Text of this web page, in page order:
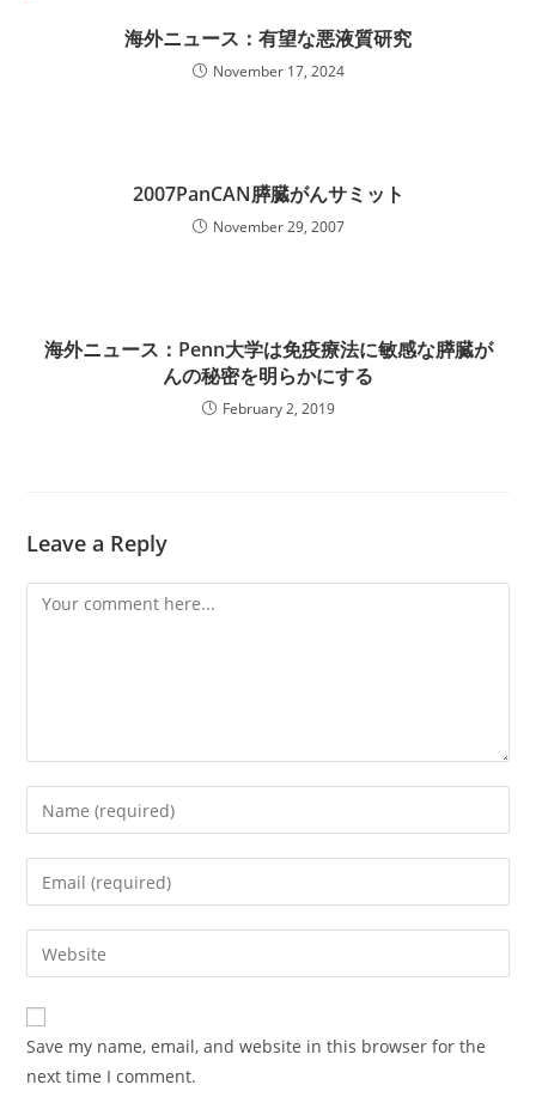
海外ニュース：有望な悪液質研究
November 17, 2024
2007PanCAN膵臓がんサミット
November 29, 2007
海外ニュース：Penn大学は免疫療法に敏感な膵臓が
んの秘密を明らかにする
February 2, 2019
Leave a Reply
Comment
Enter
your
name
comment
Enter
your
email
address
comment
Enter
your
website
URL
(optional)
Save my name, email, and website in this browser for the
next time I comment.